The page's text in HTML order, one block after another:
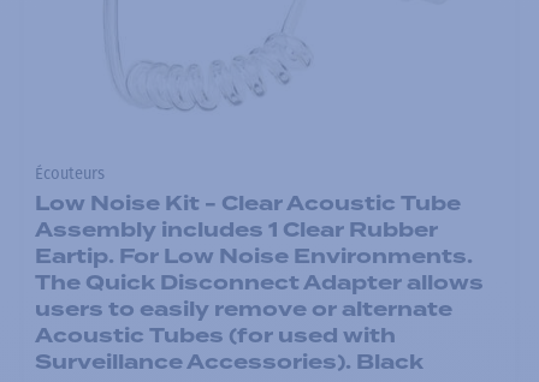
Écouteurs
Low Noise Kit - Clear Acoustic Tube
Assembly includes 1 Clear Rubber
Eartip. For Low Noise Environments.
The Quick Disconnect Adapter allows
users to easily remove or alternate
Acoustic Tubes (for used with
Surveillance Accessories). Black